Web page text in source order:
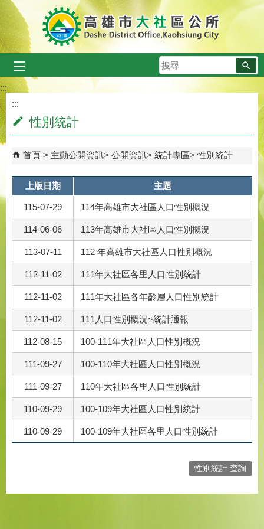
跳到主要內容區塊
搜
尋
:::
:::
性別統計
首頁 主動公開資訊 公開資訊 統計專區 性別統計
上版日期 主題
115-07-29 114年高雄市大社區人口性別概況
114-06-06 113年高雄市大社區人口性別概況
113-07-11 112 年高雄市大社區人口性別概況
112-11-02 111年大社區各里人口性別統計
112-11-02 111年大社區各年齡層人口性別統計
112-11-02 111人口性別概況~統計通報
112-08-15 100-111年大社區人口性別概況
111-09-27 100-110年大社區人口性別概況
111-09-27 110年大社區各里人口性別統計
110-09-29 100-109年大社區人口性別統計
110-09-29 100-109年大社區各里人口性別統計
性別統計 查詢